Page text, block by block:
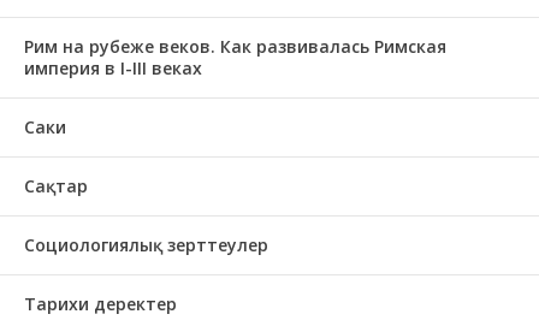
Рим на рубеже веков. Как развивалась Римская
империя в І-ІІІ веках
Саки
Сақтар
Социологиялық зерттеулер
Тарихи деректер